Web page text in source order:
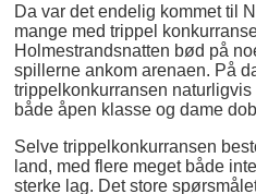
Da var det endelig kommet til
mange med trippel
Holmestrandsnatten bød på
spillerne ankom arenaen. På
trippelkonkurransen
både åpen klasse og dame
Selve trippelkonkurransen
land, med flere meget både
sterke lag. Det store